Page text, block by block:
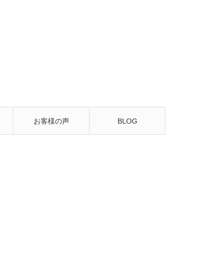
お客様の声 BLOG